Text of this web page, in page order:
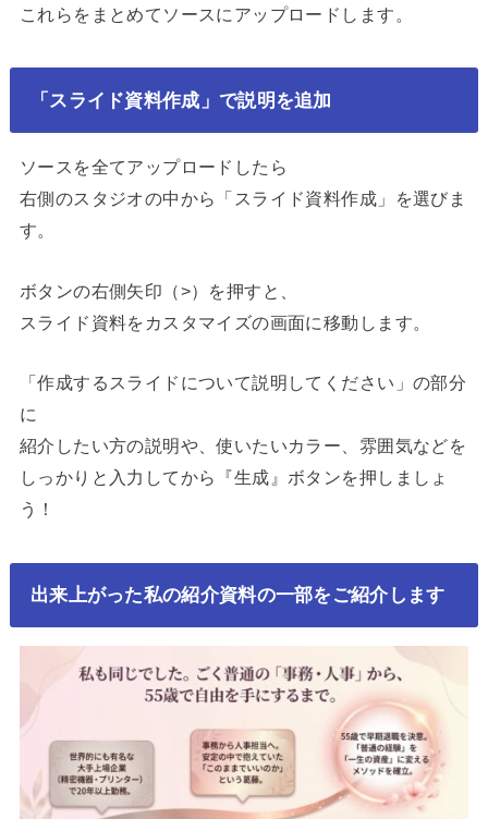
これらをまとめてソースにアップロードします。
「スライド資料作成」で説明を追加
ソースを全てアップロードしたら
右側のスタジオの中から「スライド資料作成」を選びま
す。
ボタンの右側矢印（>）を押すと、
スライド資料をカスタマイズの画面に移動します。
「作成するスライドについて説明してください」の部分
に
紹介したい方の説明や、使いたいカラー、雰囲気などを
しっかりと入力してから『生成』ボタンを押しましょ
う！
出来上がった私の紹介資料の一部をご紹介します